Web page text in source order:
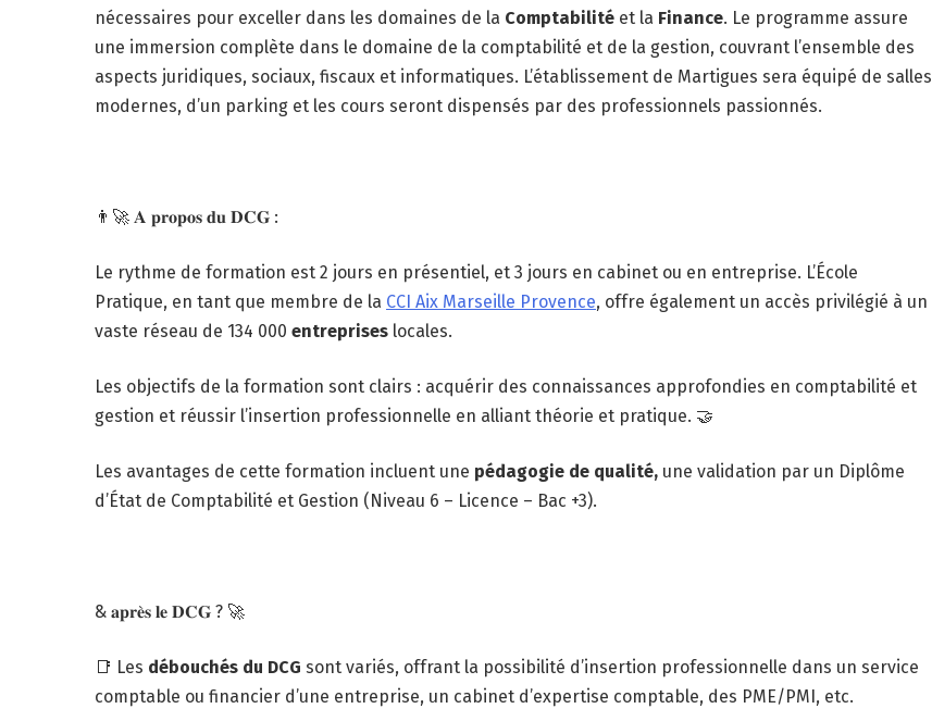
nécessaires pour exceller dans les domaines de la Comptabilité et la Finance. Le programme assure
une immersion complète dans le domaine de la comptabilité et de la gestion, couvrant l’ensemble des
aspects juridiques, sociaux, fiscaux et informatiques. L’établissement de Martigues sera équipé de salles
modernes, d’un parking et les cours seront dispensés par des professionnels passionnés.
👨‍🚀 𝐀 𝐩𝐫𝐨𝐩𝐨𝐬 𝐝𝐮 𝐃𝐂𝐆 :
Le rythme de formation est 2 jours en présentiel, et 3 jours en cabinet ou en entreprise. L’École
Pratique, en tant que membre de la CCI Aix Marseille Provence, offre également un accès privilégié à un
vaste réseau de 134 000 entreprises locales.
Les objectifs de la formation sont clairs : acquérir des connaissances approfondies en comptabilité et
gestion et réussir l’insertion professionnelle en alliant théorie et pratique. 🤝
Les avantages de cette formation incluent une pédagogie de qualité, une validation par un Diplôme
d’État de Comptabilité et Gestion (Niveau 6 – Licence – Bac +3).
& 𝐚𝐩𝐫𝐞̀𝐬 𝐥𝐞 𝐃𝐂𝐆 ? 🚀
📑 Les débouchés du DCG sont variés, offrant la possibilité d’insertion professionnelle dans un service
comptable ou financier d’une entreprise, un cabinet d’expertise comptable, des PME/PMI, etc.